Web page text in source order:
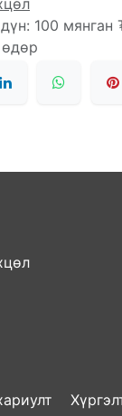
100 мянган
хариулт